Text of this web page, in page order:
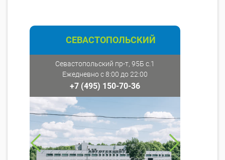
СЕВАСТОПОЛЬСКИЙ
Севастопольский пр-т, 95Б с.1
Ежедневно с 8:00 до 22:00
+7 (495) 150-70-36